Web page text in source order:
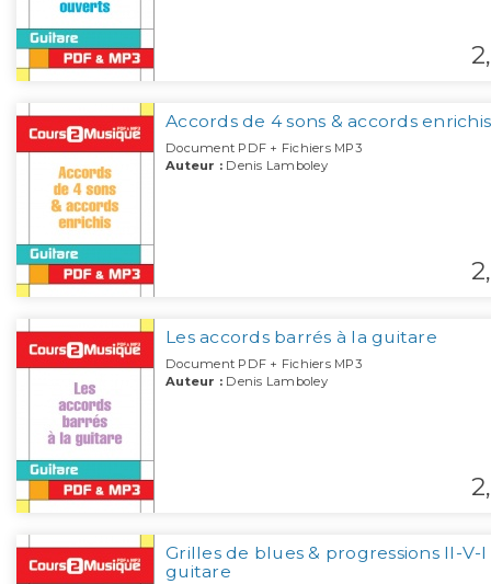
2,
Accords de 4 sons & accords enrichis
Document PDF + Fichiers MP3
Auteur : Denis Lamboley
2,
Les accords barrés à la guitare
Document PDF + Fichiers MP3
Auteur : Denis Lamboley
2,
Grilles de blues & progressions II-V-I
guitare